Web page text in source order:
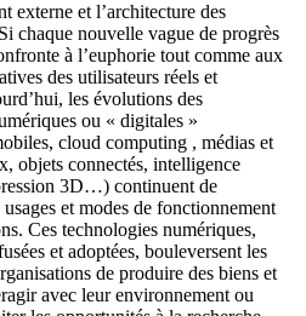
externe et l’architecture des
chaque nouvelle vague de progrès
à l’euphorie tout comme aux
des utilisateurs réels et
les évolutions des
ou « digitales »
cloud computing , médias et
objets connectés, intelligence
3D…) continuent de
et modes de fonctionnement
Ces technologies numériques,
et adoptées, bouleversent les
de produire des biens et
avec leur environnement ou